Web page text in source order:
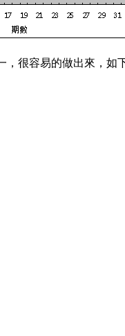
，很容易的做出來，如